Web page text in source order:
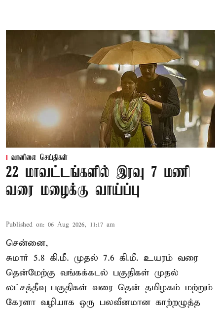
வானிலை செய்திகள்
22 மாவட்டங்களில் இரவு 7 மணி
வரை மழைக்கு வாய்ப்பு
Published on: 06 Aug 2026, 11:17 am
சென்னை,
சுமார் 5.8 கி.மீ. முதல் 7.6 கி.மீ. உயரம் வரை
தென்மேற்கு வங்கக்கடல் பகுதிகள் முதல்
லட்சத்தீவு பகுதிகள் வரை தென் தமிழகம் மற்றும்
கேரளா வழியாக ஒரு பலவீனமான காற்றழுத்த